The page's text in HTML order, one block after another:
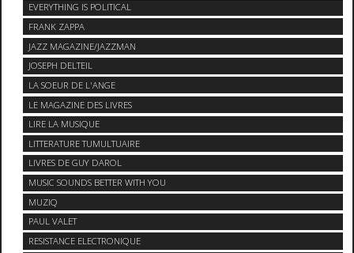
EVERYTHING IS POLITICAL
FRANK ZAPPA
JAZZ MAGAZINE/JAZZMAN
JOSEPH DELTEIL
LA SOEUR DE L'ANGE
LE MAGAZINE DES LIVRES
LIRE LA MUSIQUE
LITTERATURE TUMULTUAIRE
LIVRES DE GUY DAROL
MUSIC SOUNDS BETTER WITH YOU
MUZIQ
PAUL VALET
RESISTANCE ELECTRONIQUE